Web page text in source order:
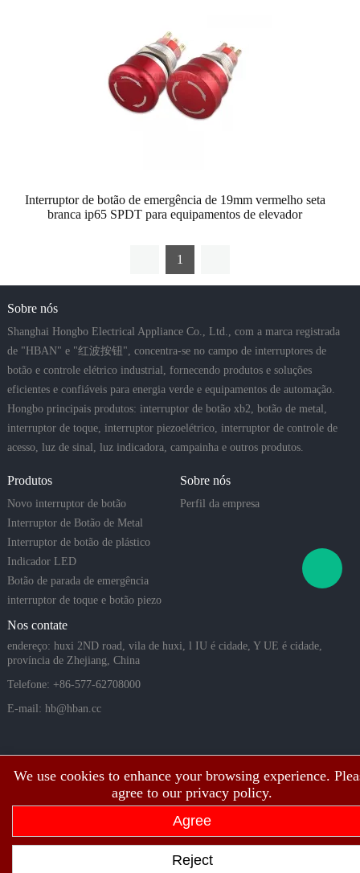
We use cookies to enhance your browsing experience.
agree to our privacy policy.
Agree
Reject
Interruptor de botão de emergência de 19mm vermelho seta
branca ip65 SPDT para equipamentos de elevador
1
Sobre nós
Shanghai Hongbo Electrical Appliance Co., Ltd., com a marca registrada
de "HBAN" e "红波按钮", concentra-se no campo de interruptores de
botão e controle elétrico industrial, fornecendo produtos e soluções
eficientes e confiáveis para energia verde e equipamentos de automação.
Hongbo principais produtos: interruptor de botão xb2, botão de metal,
interruptor de toque, interruptor piezoelétrico, interruptor de controle de
acesso, luz de sinal, luz indicadora, campainha e outros produtos.
Produtos
Novo interruptor de botão
Interruptor de Botão de Metal
Interruptor de botão de plástico
Indicador LED
Botão de parada de emergência
interruptor de toque e botão piezo
Sobre nós
Perfil da empresa
Nos contate
endereço: huxi 2ND road, vila de huxi, l IU é cidade, Y UE é cidade,
província de Zhejiang, China
Telefone: +86-577-62708000
E-mail: hb@hban.cc
Copyright©2003 ~ 2026 Todos os direitos autorais da Shanghai Hongbo